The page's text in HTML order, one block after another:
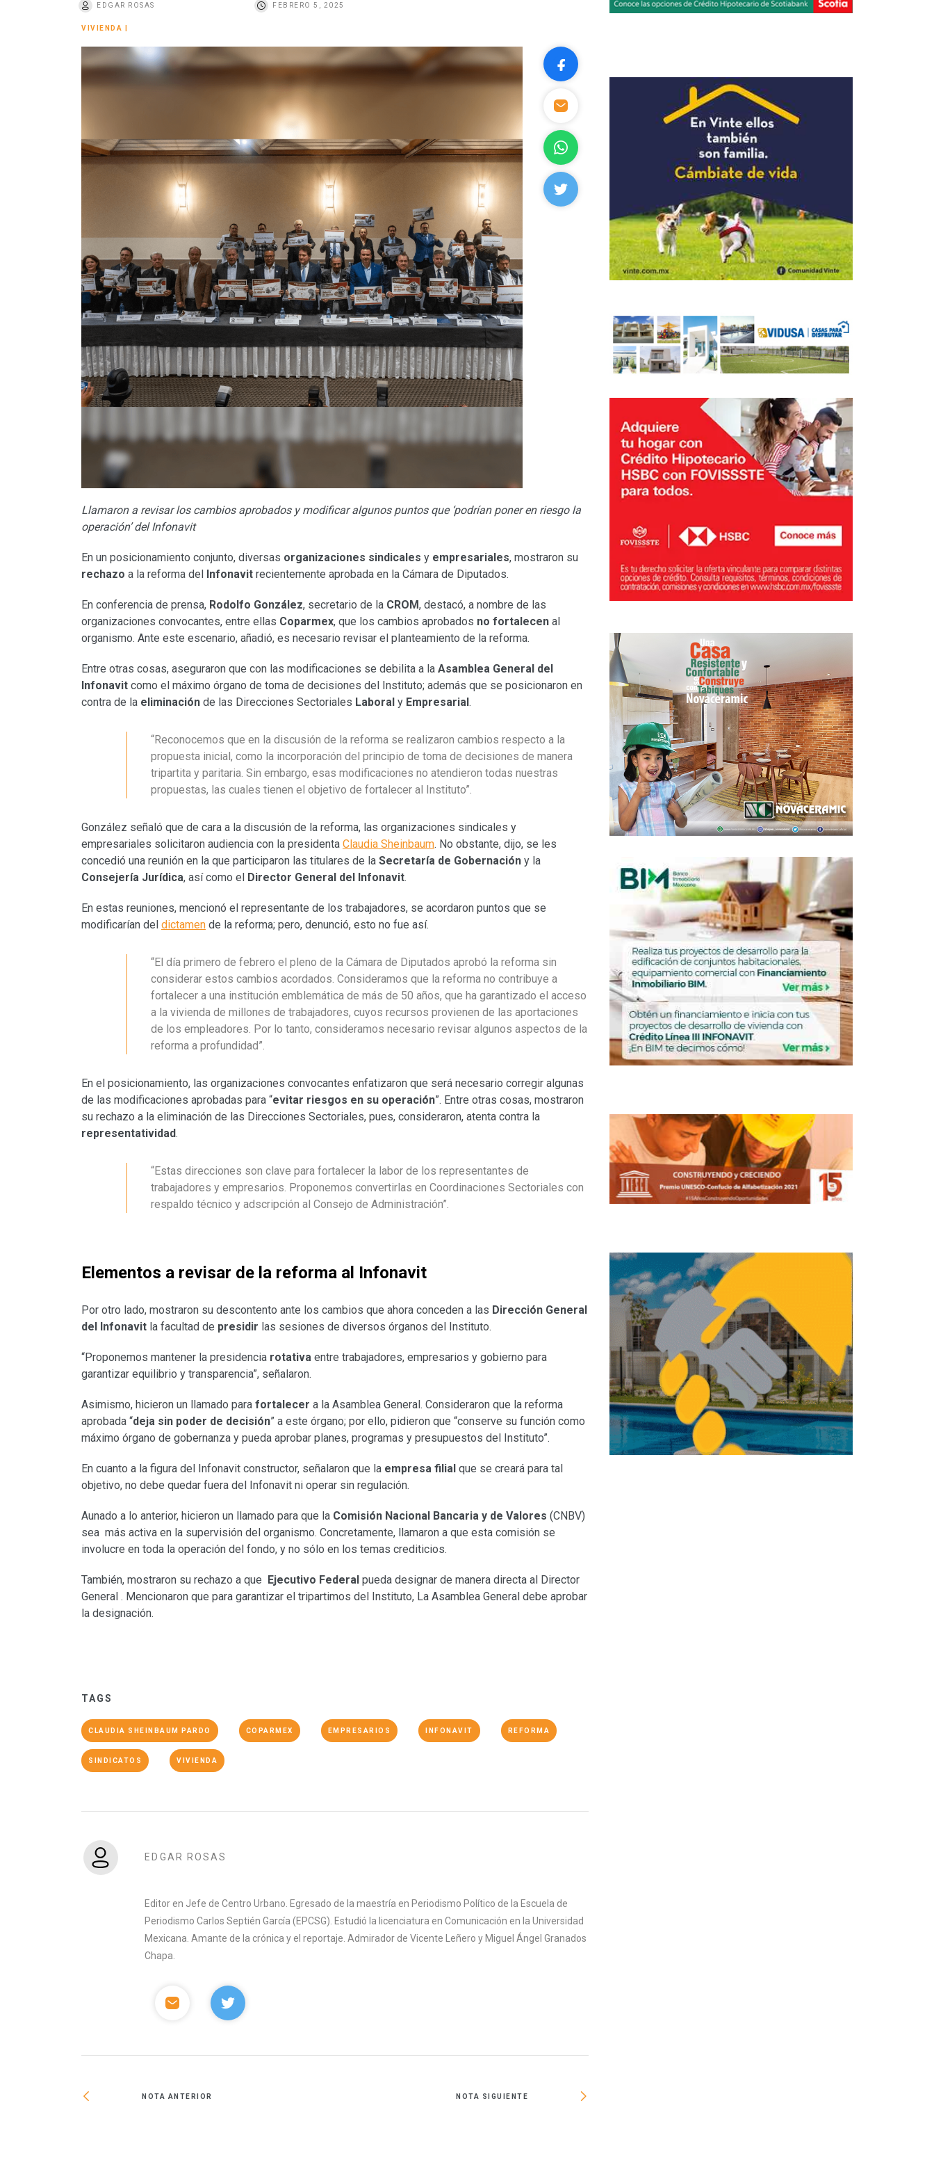
EDGAR ROSAS FEBRERO 5, 2025
VIVIENDA
Llamaron a revisar los cambios aprobados y modificar algunos puntos que ‘podrían poner en riesgo la
operación’ del Infonavit
En un posicionamiento conjunto, diversas organizaciones sindicales y empresariales, mostraron su
rechazo a la reforma del Infonavit recientemente aprobada en la Cámara de Diputados.
En conferencia de prensa, Rodolfo González, secretario de la CROM, destacó, a nombre de las
organizaciones convocantes, entre ellas Coparmex, que los cambios aprobados no fortalecen al
organismo. Ante este escenario, añadió, es necesario revisar el planteamiento de la reforma.
Entre otras cosas, aseguraron que con las modificaciones se debilita a la Asamblea General del
Infonavit como el máximo órgano de toma de decisiones del Instituto; además que se posicionaron en
contra de la eliminación de las Direcciones Sectoriales Laboral y Empresarial .
“Reconocemos que en la discusión de la reforma se realizaron cambios respecto a la
propuesta inicial, como la incorporación del principio de toma de decisiones de manera
tripartita y paritaria. Sin embargo, esas modificaciones no atendieron todas nuestras
propuestas, las cuales tienen el objetivo de fortalecer al Instituto”.
González señaló que de cara a la discusión de la reforma, las organizaciones sindicales y
empresariales solicitaron audiencia con la presidenta Claudia Sheinbaum. No obstante, dijo, se les
concedió una reunión en la que participaron las titulares de la Secretaría de Gobernación y la
Consejería Jurídica, así como el Director General del Infonavit.
En estas reuniones, mencionó el representante de los trabajadores, se acordaron puntos que se
modificarían del dictamen de la reforma; pero, denunció, esto no fue así.
“El día primero de febrero el pleno de la Cámara de Diputados aprobó la reforma sin
considerar estos cambios acordados. Consideramos que la reforma no contribuye a
fortalecer a una institución emblemática de más de 50 años, que ha garantizado el acceso
a la vivienda de millones de trabajadores, cuyos recursos provienen de las aportaciones
de los empleadores. Por lo tanto, consideramos necesario revisar algunos aspectos de la
reforma a profundidad”.
En el posicionamiento, las organizaciones convocantes enfatizaron que será necesario corregir algunas
de las modificaciones aprobadas para “evitar riesgos en su operación”. Entre otras cosas, mostraron
su rechazo a la eliminación de las Direcciones Sectoriales, pues, consideraron, atenta contra la
representatividad.
“Estas direcciones son clave para fortalecer la labor de los representantes de
trabajadores y empresarios. Proponemos convertirlas en Coordinaciones Sectoriales con
respaldo técnico y adscripción al Consejo de Administración”.
Elementos a revisar de la reforma al Infonavit
Por otro lado, mostraron su descontento ante los cambios que ahora conceden a las Dirección General
del Infonavit la facultad de presidir las sesiones de diversos órganos del Instituto.
“Proponemos mantener la presidencia rotativa entre trabajadores, empresarios y gobierno para
garantizar equilibrio y transparencia”, señalaron.
Asimismo, hicieron un llamado para fortalecer a la Asamblea General. Consideraron que la reforma
aprobada “deja sin poder de decisión” a este órgano; por ello, pidieron que “conserve su función como
máximo órgano de gobernanza y pueda aprobar planes, programas y presupuestos del Instituto”.
En cuanto a la figura del Infonavit constructor, señalaron que la empresa filial que se creará para tal
objetivo, no debe quedar fuera del Infonavit ni operar sin regulación.
Aunado a lo anterior, hicieron un llamado para que la Comisión Nacional Bancaria y de Valores (CNBV)
sea más activa en la supervisión del organismo. Concretamente, llamaron a que esta comisión se
involucre en toda la operación del fondo, y no sólo en los temas crediticios.
También, mostraron su rechazo a que Ejecutivo Federal pueda designar de manera directa al Director
General . Mencionaron que para garantizar el tripartimos del Instituto, La Asamblea General debe aprobar
la designación.
TAGS
CLAUDIA SHEINBAUM PARDO COPARMEX EMPRESARIOS INFONAVIT REFORMA
SINDICATOS VIVIENDA
EDGAR ROSAS
Editor en Jefe de Centro Urbano. Egresado de la maestría en Periodismo Político de la Escuela de
Periodismo Carlos Septién García (EPCSG). Estudió la licenciatura en Comunicación en la Universidad
Mexicana. Amante de la crónica y el reportaje. Admirador de Vicente Leñero y Miguel Ángel Granados
Chapa.
NOTA ANTERIOR NOTA SIGUIENTE